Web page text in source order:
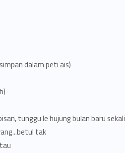
dalam peti ais)
tunggu le hujung bulan baru sekali
tak?